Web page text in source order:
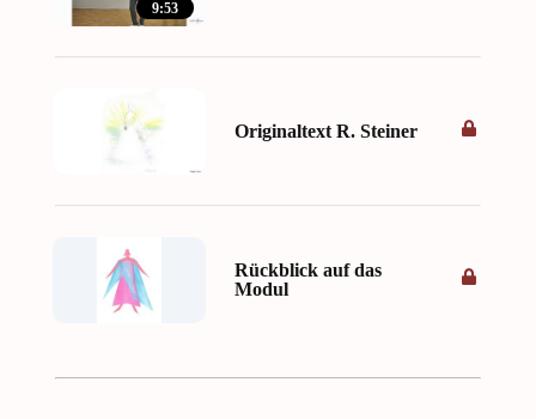
9:53
Originaltext R. Steiner
Rückblick auf das
Modul